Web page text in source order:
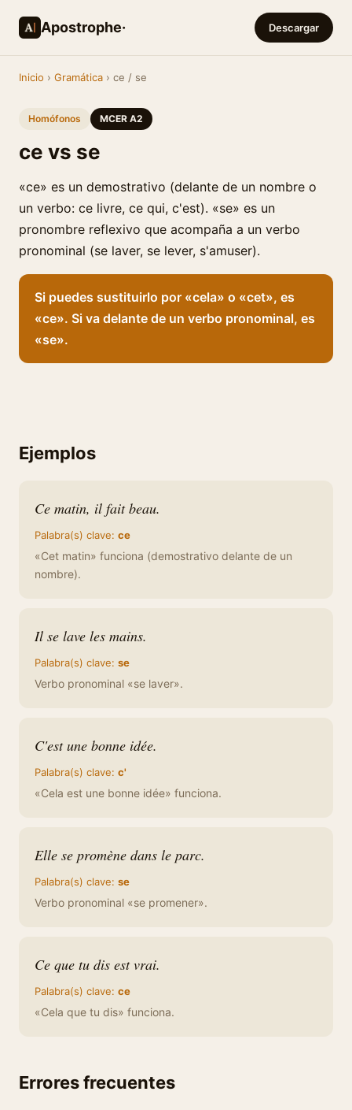
Apostrophe· Descargar
Inicio › Gramática › ce / se
Homófonos MCER A2
ce vs se
«ce» es un demostrativo (delante de un nombre o
un verbo: ce livre, ce qui, c'est). «se» es un
pronombre reflexivo que acompaña a un verbo
pronominal (se laver, se lever, s'amuser).
Si puedes sustituirlo por «cela» o «cet», es
«ce». Si va delante de un verbo pronominal, es
«se».
Ejemplos
Ce matin, il fait beau.
Palabra(s) clave: ce
«Cet matin» funciona (demostrativo delante de un
nombre).
Il se lave les mains.
Palabra(s) clave: se
Verbo pronominal «se laver».
C'est une bonne idée.
Palabra(s) clave: c'
«Cela est une bonne idée» funciona.
Elle se promène dans le parc.
Palabra(s) clave: se
Verbo pronominal «se promener».
Ce que tu dis est vrai.
Palabra(s) clave: ce
«Cela que tu dis» funciona.
Errores frecuentes